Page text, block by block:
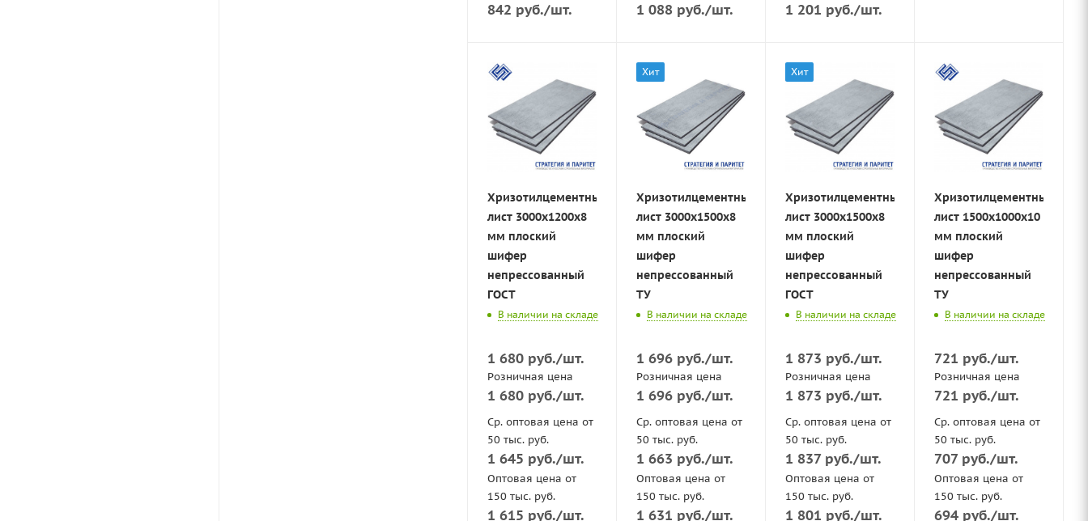
842 руб./шт. 1 088 руб./шт. 1 201 руб./шт.
Хризотилцементный
лист 3000х1200х8
мм плоский
шифер
непрессованный
ГОСТ
В наличии на складе
1 680 руб./шт.
Розничная цена
1 680 руб./шт.
Ср. оптовая цена от
50 тыс. руб.
1 645 руб./шт.
Оптовая цена от
150 тыс. руб.
1 615 руб./шт.
Хит
Хризотилцементный
лист 3000х1500х8
мм плоский
шифер
непрессованный
ТУ
В наличии на складе
1 696 руб./шт.
Розничная цена
1 696 руб./шт.
Ср. оптовая цена от
50 тыс. руб.
1 663 руб./шт.
Оптовая цена от
150 тыс. руб.
1 631 руб./шт.
Хит
Хризотилцементный
лист 3000х1500х8
мм плоский
шифер
непрессованный
ГОСТ
В наличии на складе
1 873 руб./шт.
Розничная цена
1 873 руб./шт.
Ср. оптовая цена от
50 тыс. руб.
1 837руб./шт.
Оптовая цена от
150 тыс. руб.
1 801 руб./шт.
Хризотилцементный
лист 1500х1000х10
мм плоский
шифер
непрессованный
ТУ
В наличии на складе
721 руб./шт.
Розничная цена
721 руб./шт.
Ср. оптовая цена от
50 тыс. руб.
707руб./шт.
Оптовая цена от
150 тыс. руб.
694 руб./шт.